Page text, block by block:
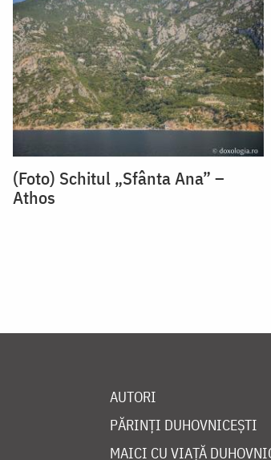
(Foto) Schitul „Sfânta Ana” –
Athos
AUTORI
PĂRINȚI DUHOVNICEȘTI
MAICI CU VIAȚĂ